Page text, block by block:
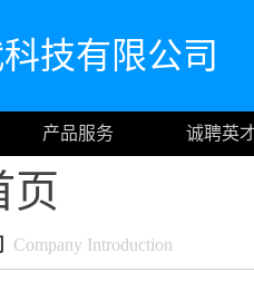
技有限公司
产品服务 诚聘英
页
Company Introduction